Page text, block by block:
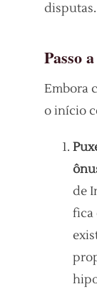
disputas.
Passo
Embora
o início
de
fica